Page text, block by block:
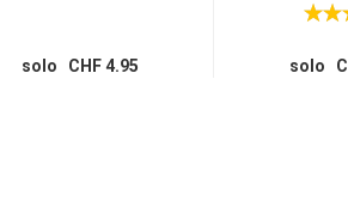
solo CHF 4.95 solo